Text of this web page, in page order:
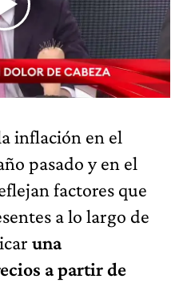
inflación en el
pasado y en el
factores que
a lo largo de
una
a partir de